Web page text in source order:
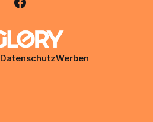
DatenschutzWerben